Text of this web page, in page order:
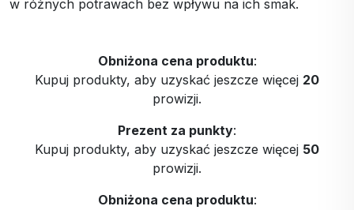
w różnych potrawach bez wpływu na ich smak.
Obniżona cena produktu:
Kupuj produkty, aby uzyskać jeszcze więcej 20
prowizji.
Prezent za punkty:
Kupuj produkty, aby uzyskać jeszcze więcej 50
prowizji.
Obniżona cena produktu: